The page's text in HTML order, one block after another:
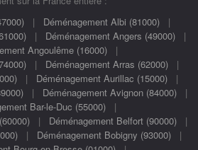
| Déménagement Albi (81000) |
| Déménagement Angers (49000) |
Angoulême (16000) |
| Déménagement Arras (62000)|
| Déménagement Aurillac (15000)|
| Déménagement Avignon (84000) |
Bar-le-Duc (55000)|
| Déménagement Belfort (90000) |
| Déménagement Bobigny (93000) |